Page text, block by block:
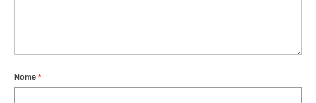
Nome *